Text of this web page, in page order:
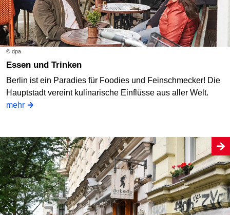
© dpa
Essen und Trinken
Berlin ist ein Paradies für Foodies und Feinschmecker! Die
Hauptstadt vereint kulinarische Einflüsse aus aller Welt.
mehr